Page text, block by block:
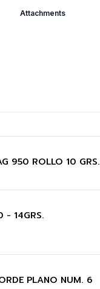
Attachments
950 ROLLO 10 GRS.
- 14GRS.
PLANO NUM. 6